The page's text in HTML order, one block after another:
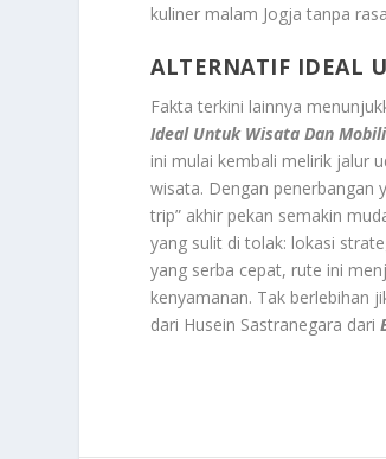
kuliner malam Jogja tanpa
ALTERNATIF IDEAL
Fakta terkini lainnya
Ideal Untuk Wisata Dan
ini mulai kembali melirik jalur
wisata. Dengan penerbangan
trip” akhir pekan semakin
yang sulit di tolak: lokasi
yang serba cepat, rute ini
kenyamanan. Tak berlebihan
dari Husein Sastranegara dari